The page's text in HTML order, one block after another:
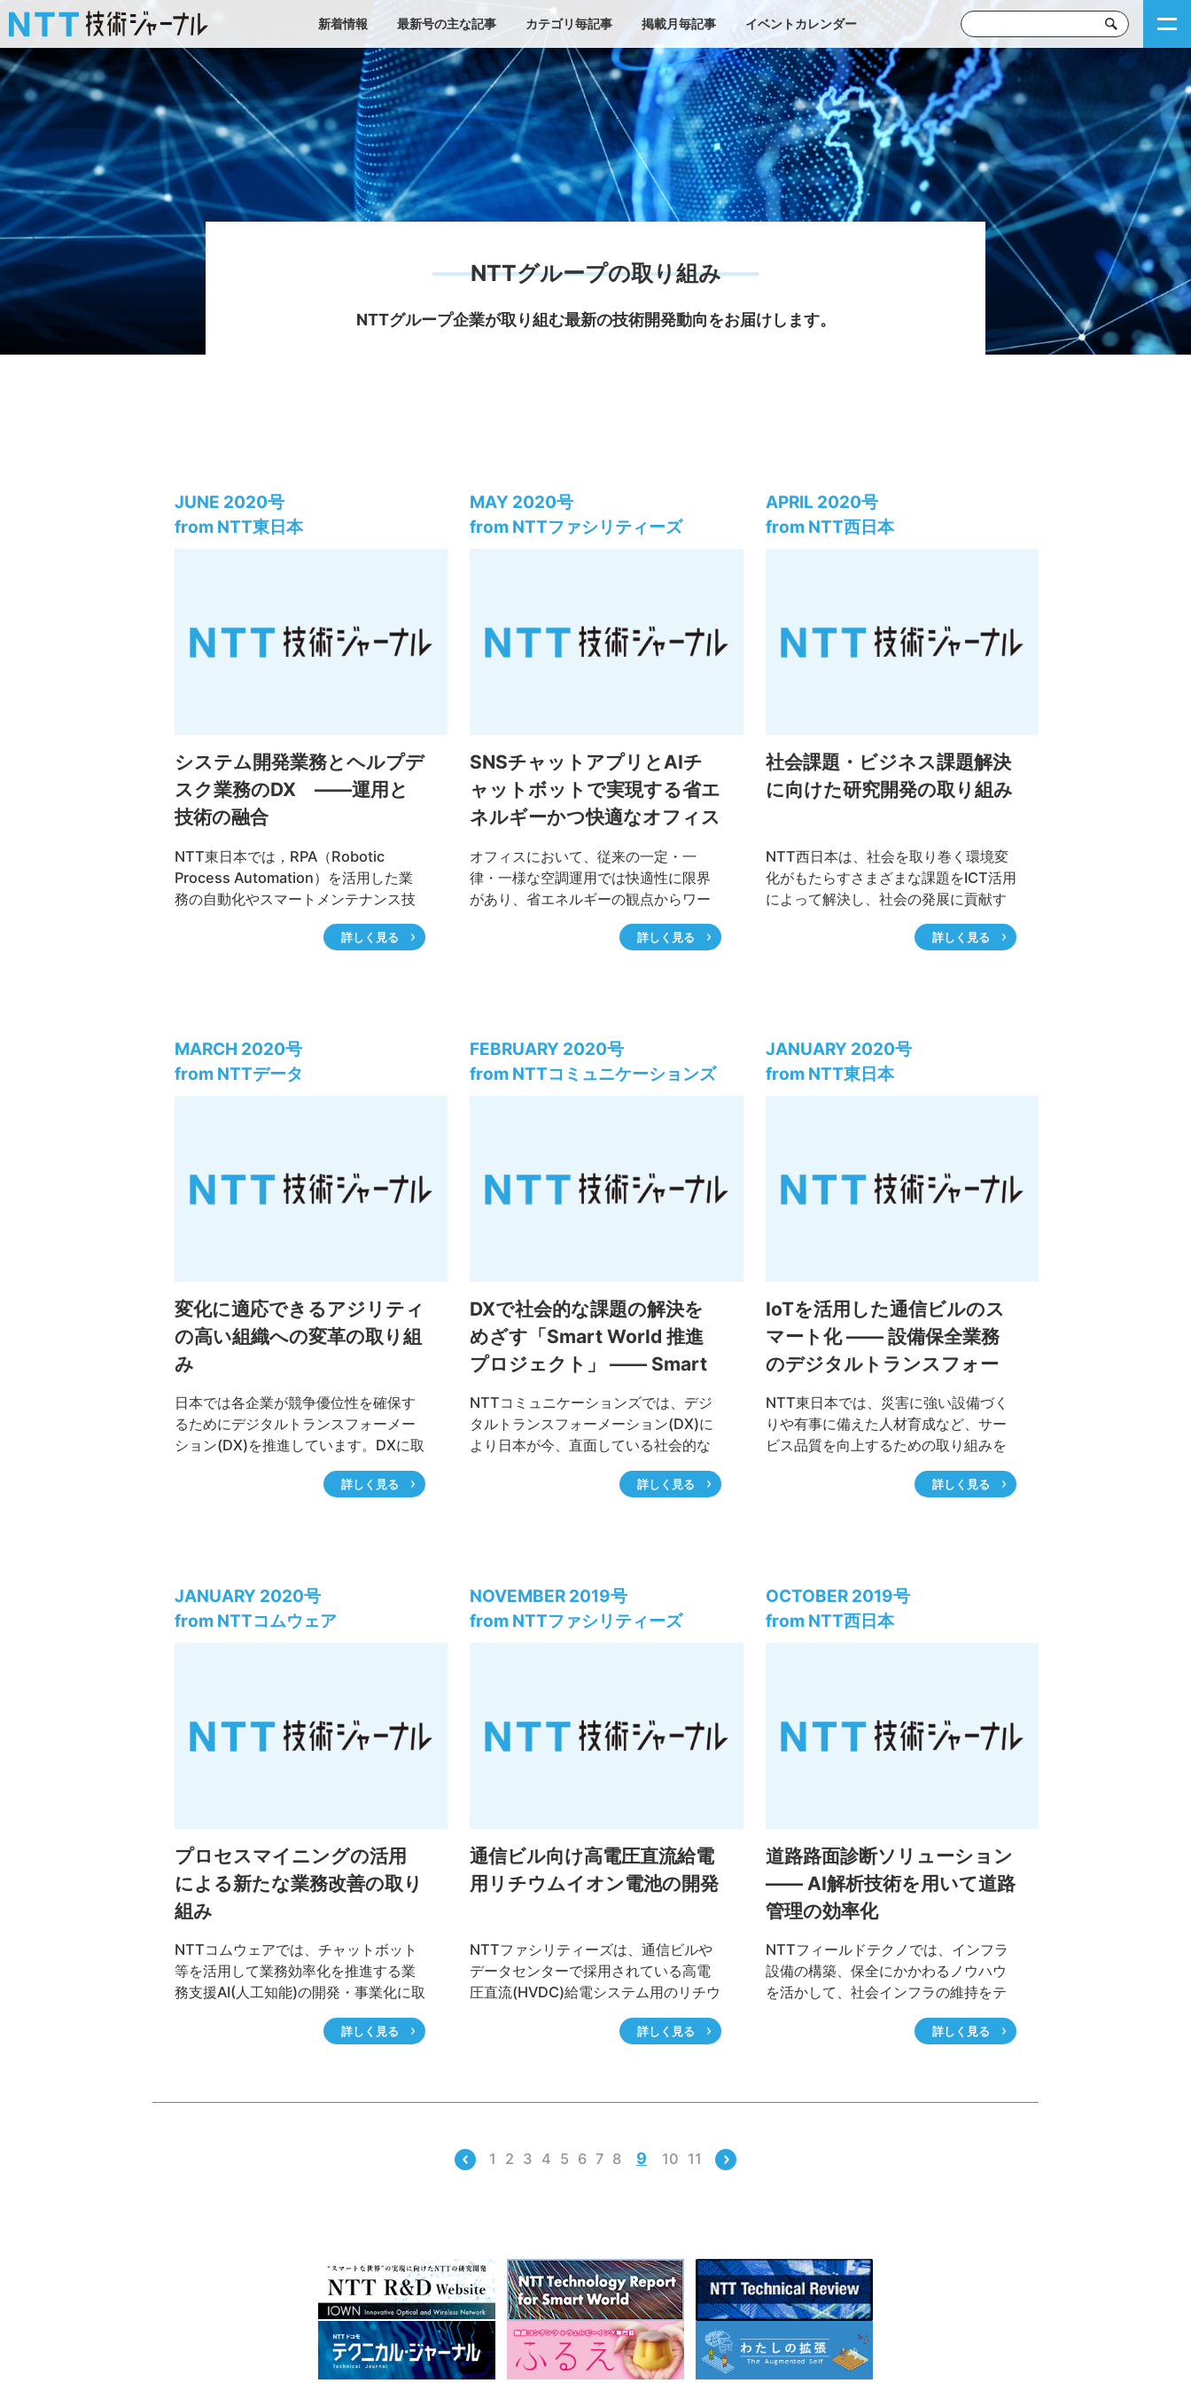
新着情報 最新号の主な記事 カテゴリ毎記事 掲載月毎記事 イベントカレンダー
NTTグループの取り組み
NTTグループ企業が取り組む最新の技術開発動向をお届けします。
JUNE 2020号
from NTT東日本
システム開発業務とヘルプデ
スク業務のDX ――運用と
技術の融合
NTT東日本では，RPA（Robotic
Process Automation）を活用した業
務の自動化やスマートメンテナンス技
術を活用した点検業務の効率化などデ
ジタルトランスフォーメーション
てDXの取り組みを推進しています．こ
こでは，その一例を紹介します．
詳しく見る
MAY 2020号
from NTTファシリティーズ
SNSチャットアプリとAIチ
ャットボットで実現する省エ
ネルギーかつ快適なオフィス
オフィスにおいて、従来の一定・一
律・一様な空調運用では快適性に限界
があり、省エネルギーの観点からワー
カーに我慢を強いる傾向にあります。
NTTファシリティーズでは、個人のス
損なうことなく、ワーカーの快適性や
満足感が高まることを確認しました。
詳しく見る
APRIL 2020号
from NTT西日本
社会課題・ビジネス課題解決
に向けた研究開発の取り組み
NTT西日本は、社会を取り巻く環境変
化がもたらすさまざまな課題をICT活用
によって解決し、社会の発展に貢献す
る企業(ソーシャルICTパイオニア)をめ
ざしています。NTT西日本R&Dセンタ
フィールドでのPoC(Proof of
Concept)などを通して、お客さまへの
詳しく見る
MARCH 2020号
from NTTデータ
変化に適応できるアジリティ
の高い組織への変革の取り組
み
日本では各企業が競争優位性を確保す
るためにデジタルトランスフォーメー
ション(DX)を推進しています。DXに取
り組むためには組織として何をすべき
なのか、NTTデータの取り組み例を交
詳しく見る
FEBRUARY 2020号
from NTTコミュニケーションズ
DXで社会的な課題の解決を
めざす「Smart World 推進
プロジェクト」 ―― Smart
FactoryとSmart Healthcare
NTTコミュニケーションズでは、デジ
タルトランスフォーメーション(DX)に
より日本が今、直面している社会的な
課題の解決をめざす「Smart World推
進プロジェクト」を全社横断で展開し
Customer Experience)の中から今回
はSmart FactoryとSmart Healthcare
詳しく見る
JANUARY 2020号
from NTT東日本
IoTを活用した通信ビルのス
マート化 ―― 設備保全業務
のデジタルトランスフォー
メーション推進
NTT東日本では、災害に強い設備づく
りや有事に備えた人材育成など、サー
ビス品質を向上するための取り組みを
これまで行ってきました。近年、さら
に業務を高品質かつ効率的に行えるよ
ョン(DX) 」の推進に取り組んでいま
す。これまで社内業務へのDXの取り組
した通信ビルのスマート化による設備
保全業務へのDX実現に向けた取り組み
詳しく見る
JANUARY 2020号
from NTTコムウェア
プロセスマイニングの活用
による新たな業務改善の取り
組み
NTTコムウェアでは、チャットボット
等を活用して業務効率化を推進する業
務支援AI(人工知能)の開発・事業化に取
り組んでいます。そのユースケースの1
つとして、営業担当者がSFA(営業支援
営業支援BOTと業務プロセスを可視
詳しく見る
NOVEMBER 2019号
from NTTファシリティーズ
通信ビル向け高電圧直流給電
用リチウムイオン電池の開発
NTTファシリティーズは、通信ビルや
データセンターで採用されている高電
圧直流(HVDC)給電システム用のリチウ
ムイオン電池を開発しました。従来停
電バックアップ用として使用してきた
時間の算出や警報機能など便利な機能
を達成しました。ここでは、安全性、
詳しく見る
OCTOBER 2019号
from NTT西日本
道路路面診断ソリューション
―― AI解析技術を用いて道路
管理の効率化
NTTフィールドテクノでは、インフラ
設備の構築、保全にかかわるノウハウ
を活かして、社会インフラの維持をテ
ーマに新規ビジネス創出に取り組んで
きました。今回紹介する道路路面診断
点検にかかるコストと労力に対して、
詳しく見る
1 2 3 4 5 6 7 8 9 10 11